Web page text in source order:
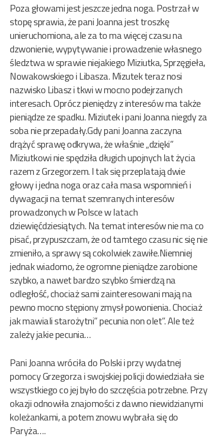
Poza głowami jest jeszcze jedna noga. Postrzał w
stopę sprawia, że pani Joanna jest troszkę
unieruchomiona, ale za to ma więcej czasu na
dzwonienie, wypytywanie i prowadzenie własnego
śledztwa w sprawie niejakiego Miziutka, Sprzęgieła,
Nowakowskiego i Libasza. Mizutek teraz nosi
nazwisko Libasz i tkwi w mocno podejrzanych
interesach. Oprócz pieniędzy z interesów ma także
pieniądze ze spadku. Miziutek i pani Joanna niegdy za
soba nie przepadały.Gdy pani Joanna zaczyna
drążyć sprawę odkrywa, że właśnie „dzięki”
Miziutkowi nie spędziła długich upojnych lat życia
razem z Grzegorzem. I tak się przeplatają dwie
głowy i jedna noga oraz cała masa wspomnień i
dywagacji na temat szemranych interesów
prowadzonych w Polsce w latach
dziewięćdziesiątych. Na temat interesów nie ma co
pisać, przypuszczam, że od tamtego czasu nic się nie
zmieniło, a sprawy są cokolwiek zawiłe.Niemniej
jednak wiadomo, że ogromne pieniądze zarobione
szybko, a nawet bardzo szybko śmierdzą na
odległość, chociaż sami zainteresowani mają na
pewno mocno stępiony zmysł powonienia. Chociaż
jak mawiali starożytni” pecunia non olet”. Ale też
zależy jakie pecunia…
Pani Joanna wróciła do Polski i przy wydatnej
pomocy Grzegorza i swojskiej policji dowiedziała sie
wszystkiego co jej było do szczęścia potrzebne. Przy
okazji odnowiła znajomości z dawno niewidzianymi
koleżankami, a potem znowu wybrała się do
Paryża….